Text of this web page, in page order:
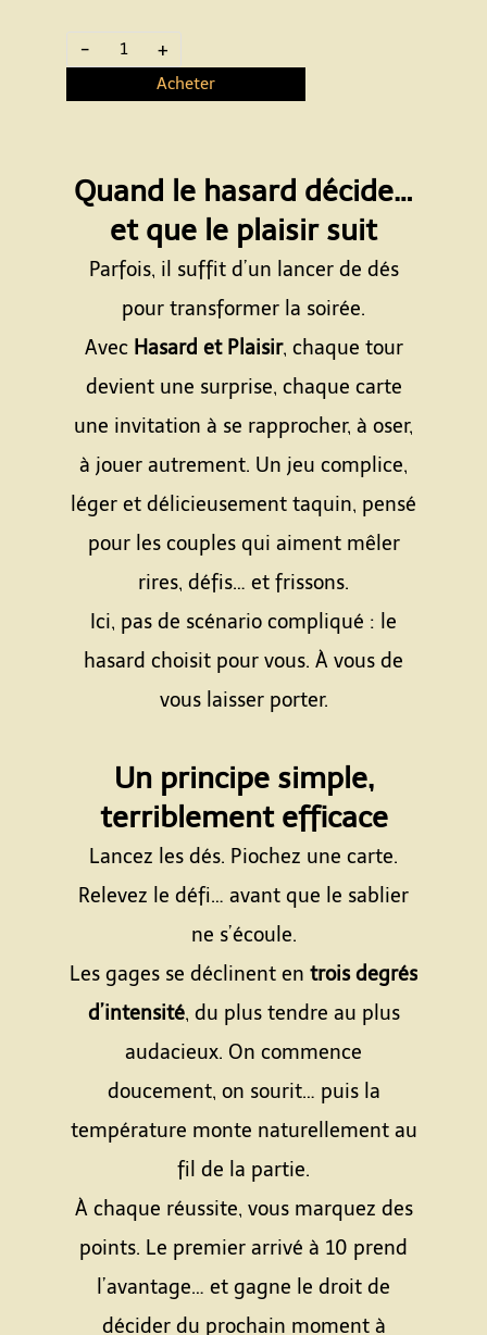
- +
Acheter
Quand le hasard décide…
et que le plaisir suit
Parfois, il suffit d’un lancer de dés
pour transformer la soirée.
Avec Hasard et Plaisir, chaque tour
devient une surprise, chaque carte
une invitation à se rapprocher, à oser,
à jouer autrement. Un jeu complice,
léger et délicieusement taquin, pensé
pour les couples qui aiment mêler
rires, défis… et frissons.
Ici, pas de scénario compliqué : le
hasard choisit pour vous. À vous de
vous laisser porter.
Un principe simple,
terriblement efficace
Lancez les dés. Piochez une carte.
Relevez le défi… avant que le sablier
ne s’écoule.
Les gages se déclinent en trois degrés
d’intensité, du plus tendre au plus
audacieux. On commence
doucement, on sourit… puis la
température monte naturellement au
fil de la partie.
À chaque réussite, vous marquez des
points. Le premier arrivé à 10 prend
l’avantage… et gagne le droit de
décider du prochain moment à